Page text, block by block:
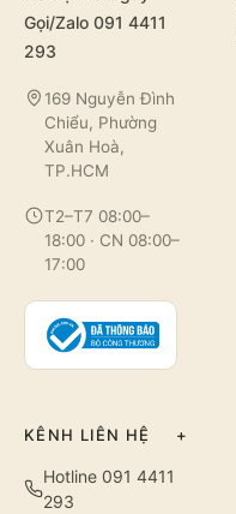
Gọi/Zalo 091 4411
293
169 Nguyễn Đình
Chiểu, Phường
Xuân Hoà,
TP.HCM
T2–T7 08:00–
18:00 · CN 08:00–
17:00
KÊNH LIÊN HỆ +
Hotline 091 4411
293